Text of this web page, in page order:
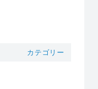
カテゴリー